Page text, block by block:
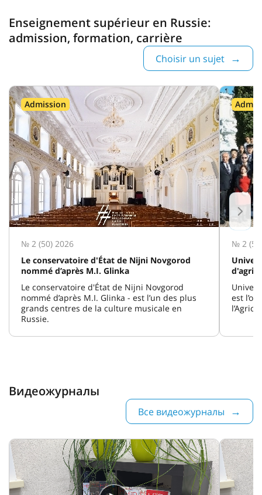
Enseignement supérieur en Russie:
admission, formation, carrière
Choisir un sujet
Admission
№ 2 (50) 2026
Le conservatoire d'État de Nijni Novgorod
nommé d’après M.I. Glinka
Le conservatoire d'État de Nijni Novgorod
nommé d’après M.I. Glinka - est l’un des plus
grands centres de la culture musicale en
Russie.
№ 2
est
Видеожурналы
Все видеожурналы